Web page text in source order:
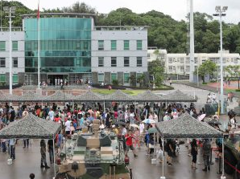
積極投入
抹黑候選人涉選舉舞弊 文:
2023-11-30
香港公院探访明起
图睇清最新安排
2023-01-31